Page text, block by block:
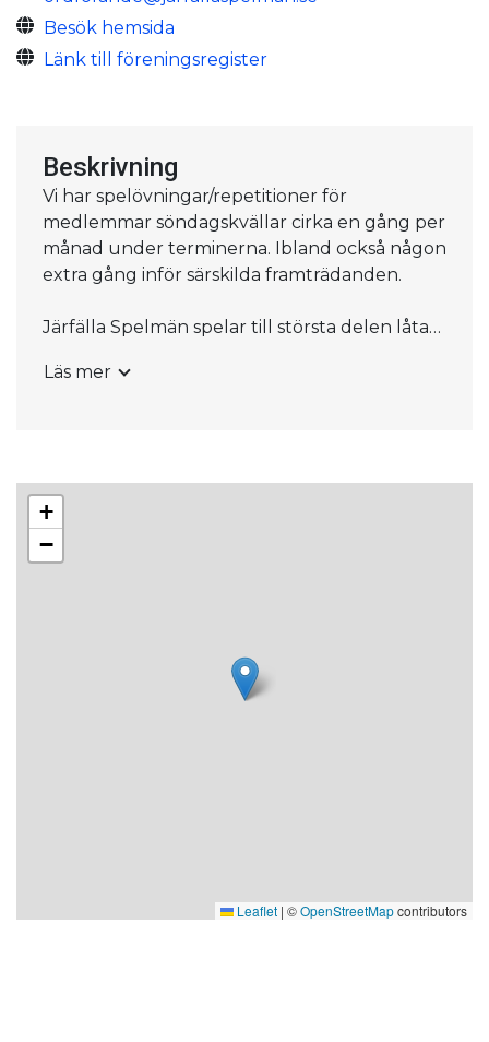
Besök hemsida
Länk till föreningsregister
Beskrivning
Vi har spelövningar/repetitioner för
medlemmar söndagskvällar cirka en gång per
månad under terminerna. Ibland också någon
extra gång inför särskilda framträdanden.
Järfälla Spelmän spelar till största delen låtar
resor/kulturutbyten i Dalarna, Sörmland,
Vi framträder på spelmansstämmor, på
nationaldagen och har egna konserter. Vi har
Symfoniorkester och Järfälla Musikkår. Våren
Läs mer
+
−
Leaflet | ©OpenStreetMapcontributors